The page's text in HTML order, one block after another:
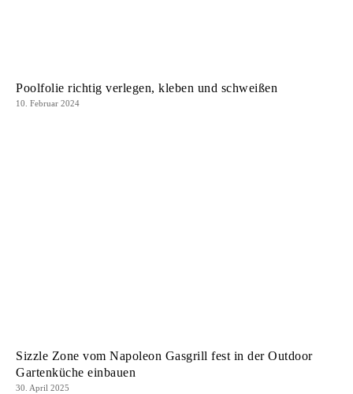
Poolfolie richtig verlegen, kleben und schweißen
10. Februar 2024
Sizzle Zone vom Napoleon Gasgrill fest in der Outdoor
Gartenküche einbauen
30. April 2025